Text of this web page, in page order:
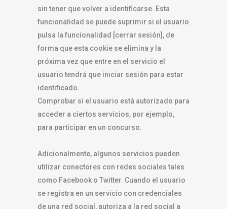
sin tener que volver a identificarse. Esta
funcionalidad se puede suprimir si el usuario
pulsa la funcionalidad [cerrar sesión], de
forma que esta cookie se elimina y la
próxima vez que entre en el servicio el
usuario tendrá que iniciar sesión para estar
identificado.
Comprobar si el usuario está autorizado para
acceder a ciertos servicios, por ejemplo,
para participar en un concurso.
Adicionalmente, algunos servicios pueden
utilizar conectores con redes sociales tales
como Facebook o Twitter. Cuando el usuario
se registra en un servicio con credenciales
de una red social, autoriza a la red social a